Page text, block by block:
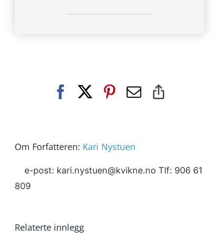
Facebook Pinterest
E-
Om Forfatteren: Kari Nystuen
e-post: kari.nystuen@kvikne.no Tlf: 906 61
809
Relaterte innlegg